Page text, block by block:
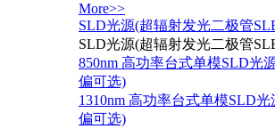
More>>
SLD光源(超辐射发光二极管
SLD光源(超辐射发光二极管
850nm 高功率台式单模SLD光
偏可选)
1310nm 高功率台式单模SLD光
偏可选)